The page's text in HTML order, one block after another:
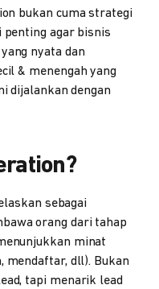
bukan cuma strategi
penting agar bisnis
nyata dan
& menengah yang
dijalankan dengan
sebagai
orang dari tahap
minat
mendaftar, dll). Bukan
tapi menarik lead